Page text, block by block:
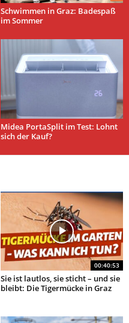
Schwimmen in Graz: Badespaß
im Sommer
Midea PortaSplit im Test: Lohnt
sich der Kauf?
00:40:53
Sie ist lautlos, sie sticht – und sie
bleibt: Die Tigermücke in Graz